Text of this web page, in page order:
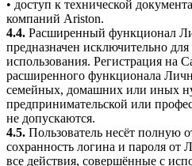
• доступ к технической
компаний Ariston.
4.4. Расширенный функционал
предназначен исключительно
использования. Регистрация на
расширенного функционала
семейных, домашних или иных
предпринимательской или
не допускаются.
4.5. Пользователь несёт полную
сохранность логина и пароля от
все действия, совершённые с